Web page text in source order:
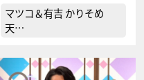
マツコ＆有吉 かりそめ
天…